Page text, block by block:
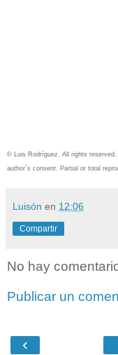
© Luis Rodríguez. All rights
author´s consent. Partial or total
Luisón en 12:06
Compartir
No hay
Publicar un
‹